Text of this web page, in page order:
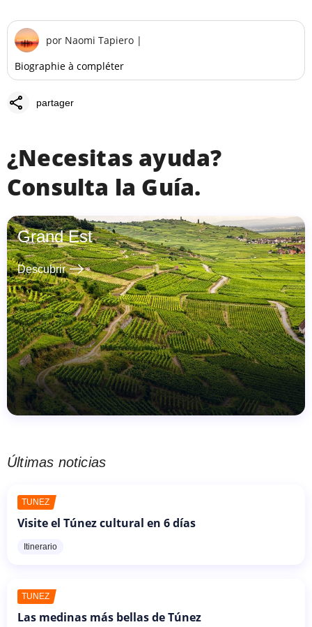
por Naomi Tapiero |
Biographie à compléter
share partager
¿Necesitas ayuda?
Consulta la Guía.
Grand Est
Descubrir east
Últimas noticias
TÚNEZ
Visite el Túnez cultural en 6 días
Itinerario
TÚNEZ
Las medinas más bellas de Túnez